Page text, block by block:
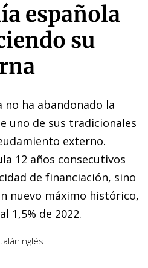
española
su
no ha abandonado la
uno de sus tradicionales
externo.
12 años consecutivos
de financiación, sino
nuevo máximo histórico,
1,5% de 2022.
inglés